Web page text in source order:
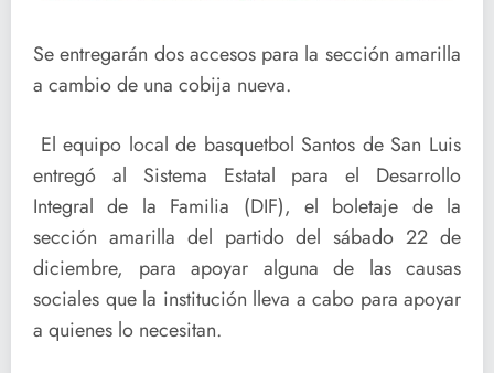
Se entregarán dos accesos para la sección amarilla
a cambio de una cobija nueva.
El equipo local de basquetbol Santos de San Luis
entregó al Sistema Estatal para el Desarrollo
Integral de la Familia (DIF), el boletaje de la
sección amarilla del partido del sábado 22 de
diciembre, para apoyar alguna de las causas
sociales que la institución lleva a cabo para apoyar
a quienes lo necesitan.